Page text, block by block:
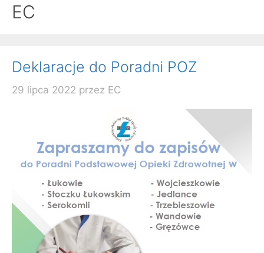
EC
Deklaracje do Poradni POZ
29 lipca 2022 przez EC